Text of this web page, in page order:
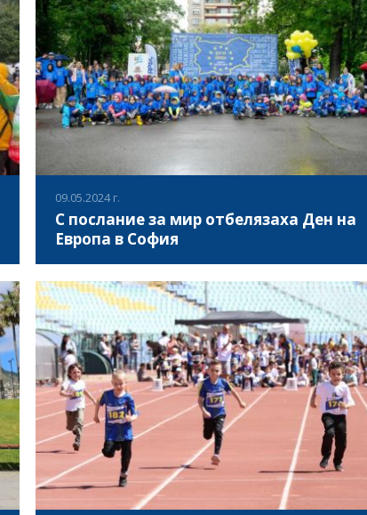
конкретни действия в подкрепа на опазването на
климата, като усвоят екосъобразен подход към
управление и използват дигитални инструменти.
Участници в събитието изпълниха природо-съобразна
еко активност, с която подчертаха важността на грижата
за природата и нейното опазване, като с това младите
атлети, показаха че грижата за околната среда трябва да
бъде приоритет за всички спортисти, без значение от
ВИЖ ПОВЕЧЕ
09.05.2024 г.
С послание за мир отбелязаха Ден на
Европа в София
България в Европейския съюз. Държавата ни се
присъединява към Европейското семейство през 2007
година, вярвайки в думите на един от Бащите-
основатели на ЕС - Жан Моне „Няма бъдеще за хората
на Европа, освен в съюз“. На 09 май 2024г., от 10.00ч. до
12.00ч. в парк Заимов се проведе спортен празник и
отбелязване на Ден на Европа, в който се включиха
деца от столичните детски градини: ДГ 8 „Проф. д-р Елка
Петрова" с директор - г-жа Величка Попова; ДГ 100
"Акад. Пенчо Райков" с директор – г-жа Златка
Атанасова; ДГ 104 "Моят свят" с директор – г-жа Румяна
Илиева; ДГ 191 "Приказка без край" с директор – г-жа
Слава Василева, ДГ 195 "Братя Мормареви" с директор –
ВИЖ ПОВЕЧЕ